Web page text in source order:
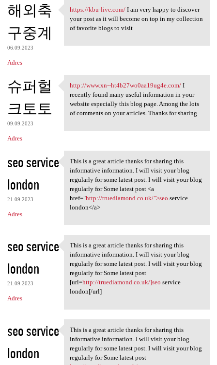
해외축
구중계
06.09.2023
Adres
https://kbu-live.com/ I am
https://kbu-live.com/I am very happy to discover
your post as it will become on top in my collection
of favorite blogs to visit
슈퍼헐
크토토
09.09.2023
Adres
http://www.xn-
http://www.xn--ht4b27wo0aa19ug4e.com/I
recently found many useful information in your
website especially this blog page. Among the lots
of comments on your articles. Thanks for sharing
seo service
london
21.09.2023
Adres
This is a great article
This is a great article thanks for sharing this
informative information. I will visit your blog
regularly for some latest post. I will visit your blog
regularly for Some latest post <a
href="http://truediamond.co.uk/">seo service
london</a>
seo service
london
21.09.2023
Adres
This is a great article
This is a great article thanks for sharing this
informative information. I will visit your blog
regularly for some latest post. I will visit your blog
regularly for Some latest post
[url=http://truediamond.co.uk/]seo service
london[/url]
seo service
london
This is a great article
This is a great article thanks for sharing this
informative information. I will visit your blog
regularly for some latest post. I will visit your blog
regularly for Some latest post